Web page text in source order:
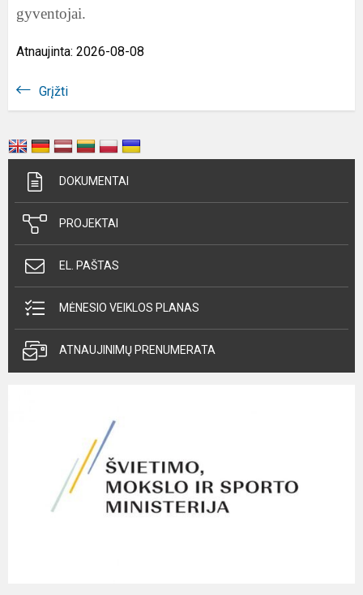
gyventojai.
Atnaujinta: 2026-08-08
Grįžti
DOKUMENTAI
PROJEKTAI
EL. PAŠTAS
MĖNESIO VEIKLOS PLANAS
ATNAUJINIMŲ PRENUMERATA